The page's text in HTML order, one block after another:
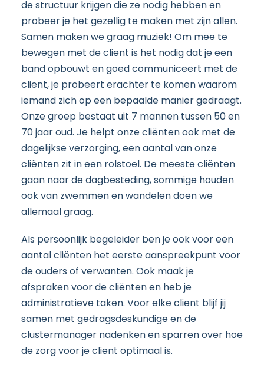
de structuur krijgen die ze nodig hebben en
probeer je het gezellig te maken met zijn allen.
Samen maken we graag muziek! Om mee te
bewegen met de client is het nodig dat je een
band opbouwt en goed communiceert met de
client, je probeert erachter te komen waarom
iemand zich op een bepaalde manier gedraagt.
Onze groep bestaat uit 7 mannen tussen 50 en
70 jaar oud. Je helpt onze cliënten ook met de
dagelijkse verzorging, een aantal van onze
cliënten zit in een rolstoel. De meeste cliënten
gaan naar de dagbesteding, sommige houden
ook van zwemmen en wandelen doen we
allemaal graag.
Als persoonlijk begeleider ben je ook voor een
aantal cliënten het eerste aanspreekpunt voor
de ouders of verwanten. Ook maak je
afspraken voor de cliënten en heb je
administratieve taken. Voor elke client blijf jij
samen met gedragsdeskundige en de
clustermanager nadenken en sparren over hoe
de zorg voor je client optimaal is.